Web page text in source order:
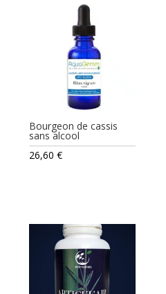
Bourgeon de cassis
sans alcool
26,60€